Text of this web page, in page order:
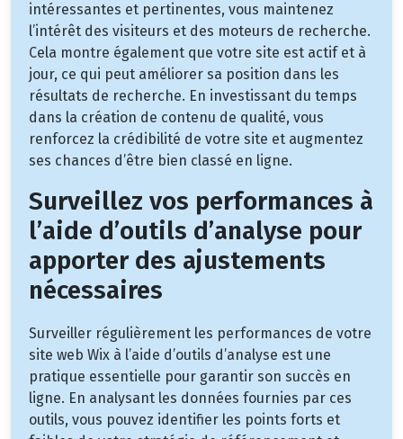
intéressantes et pertinentes, vous maintenez
l’intérêt des visiteurs et des moteurs de recherche.
Cela montre également que votre site est actif et à
jour, ce qui peut améliorer sa position dans les
résultats de recherche. En investissant du temps
dans la création de contenu de qualité, vous
renforcez la crédibilité de votre site et augmentez
ses chances d’être bien classé en ligne.
Surveillez vos performances à
l’aide d’outils d’analyse pour
apporter des ajustements
nécessaires
Surveiller régulièrement les performances de votre
site web Wix à l’aide d’outils d’analyse est une
pratique essentielle pour garantir son succès en
ligne. En analysant les données fournies par ces
outils, vous pouvez identifier les points forts et